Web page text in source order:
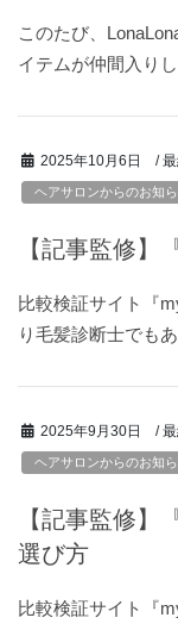
このたび、
イテムが仲間入り
2025年10月6日 /
ヘアサロンからのお知
【記事監修】
比較検証サイト『
り毛髪診断士でも
2025年9月30日 /
ヘアサロンからのお知
【記事監修】
選び方
比較検証サイト『